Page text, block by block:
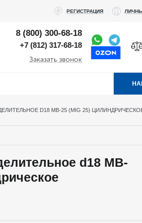
РЕГИСТРАЦИЯ
8 (800) 300-68-18
+7 (812) 317-68-18
Заказать звонок
D18 MB-25 (MIG 25)
d18 MB-